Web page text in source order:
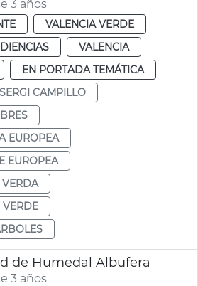
3 años
VALENCIA VERDE
VALENCIA
EN PORTADA TEMÁTICA
SERGI CAMPILLO
EUROPEA
EUROPEA
VERDA
VERDE
de Humedal Albufera
3 años